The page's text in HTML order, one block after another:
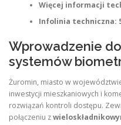
Więcej informacji
Infolinia techniczna:
Wprowadzenie
systemów
Żuromin, miasto w
inwestycji mieszkaniowych i
rozwiązań kontroli dostępu.
połączeniu z